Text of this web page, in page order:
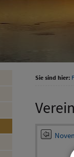
Sie sind hier: